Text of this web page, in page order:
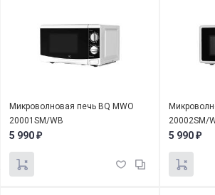
Микроволновая печь BQ MWO
20001SM/WB
5 990 ₽
20002SM/
5 990 ₽